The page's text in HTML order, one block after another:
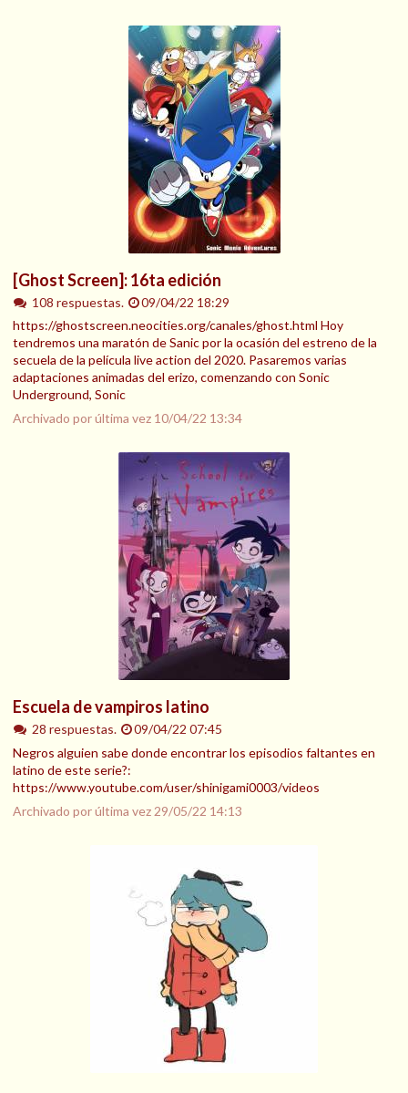
[Ghost Screen]: 16ta edición
108 respuestas.
09/04/22 18:29
https://ghostscreen.neocities.org/canales/ghost.html Hoy
tendremos una maratón de Sanic por la ocasión del estreno de la
secuela de la película live action del 2020. Pasaremos varias
adaptaciones animadas del erizo, comenzando con Sonic
Underground, Sonic
Archivado por última vez 10/04/22 13:34
Escuela de vampiros latino
28 respuestas.
09/04/22 07:45
Negros alguien sabe donde encontrar los episodios faltantes en
latino de este serie?:
https://www.youtube.com/user/shinigami0003/videos
Archivado por última vez 29/05/22 14:13